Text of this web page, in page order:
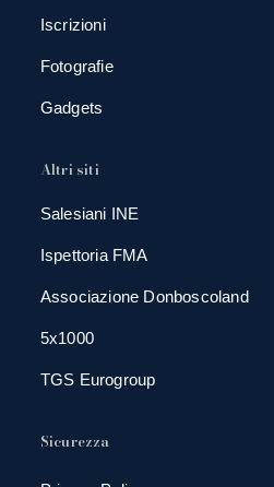
Iscrizioni
Fotografie
Gadgets
Altri siti
Salesiani INE
Ispettoria FMA
Associazione Donboscoland
5x1000
TGS Eurogroup
Sicurezza